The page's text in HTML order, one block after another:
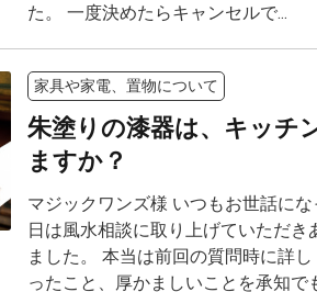
た。 一度決めたらキャンセルで...
家具や家電、置物について
朱塗りの漆器は、キッチ
ますか？
マジックワンズ様 いつもお世話に
日は風水相談に取り上げていただき
ました。 本当は前回の質問時に詳
ったこと、厚かましいことを承知で